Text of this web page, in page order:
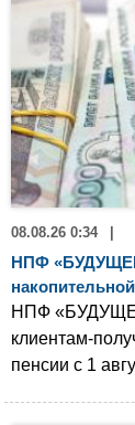
08.08.26 0:34
НПФ
НПФ
клиентам-
пенсии с 1